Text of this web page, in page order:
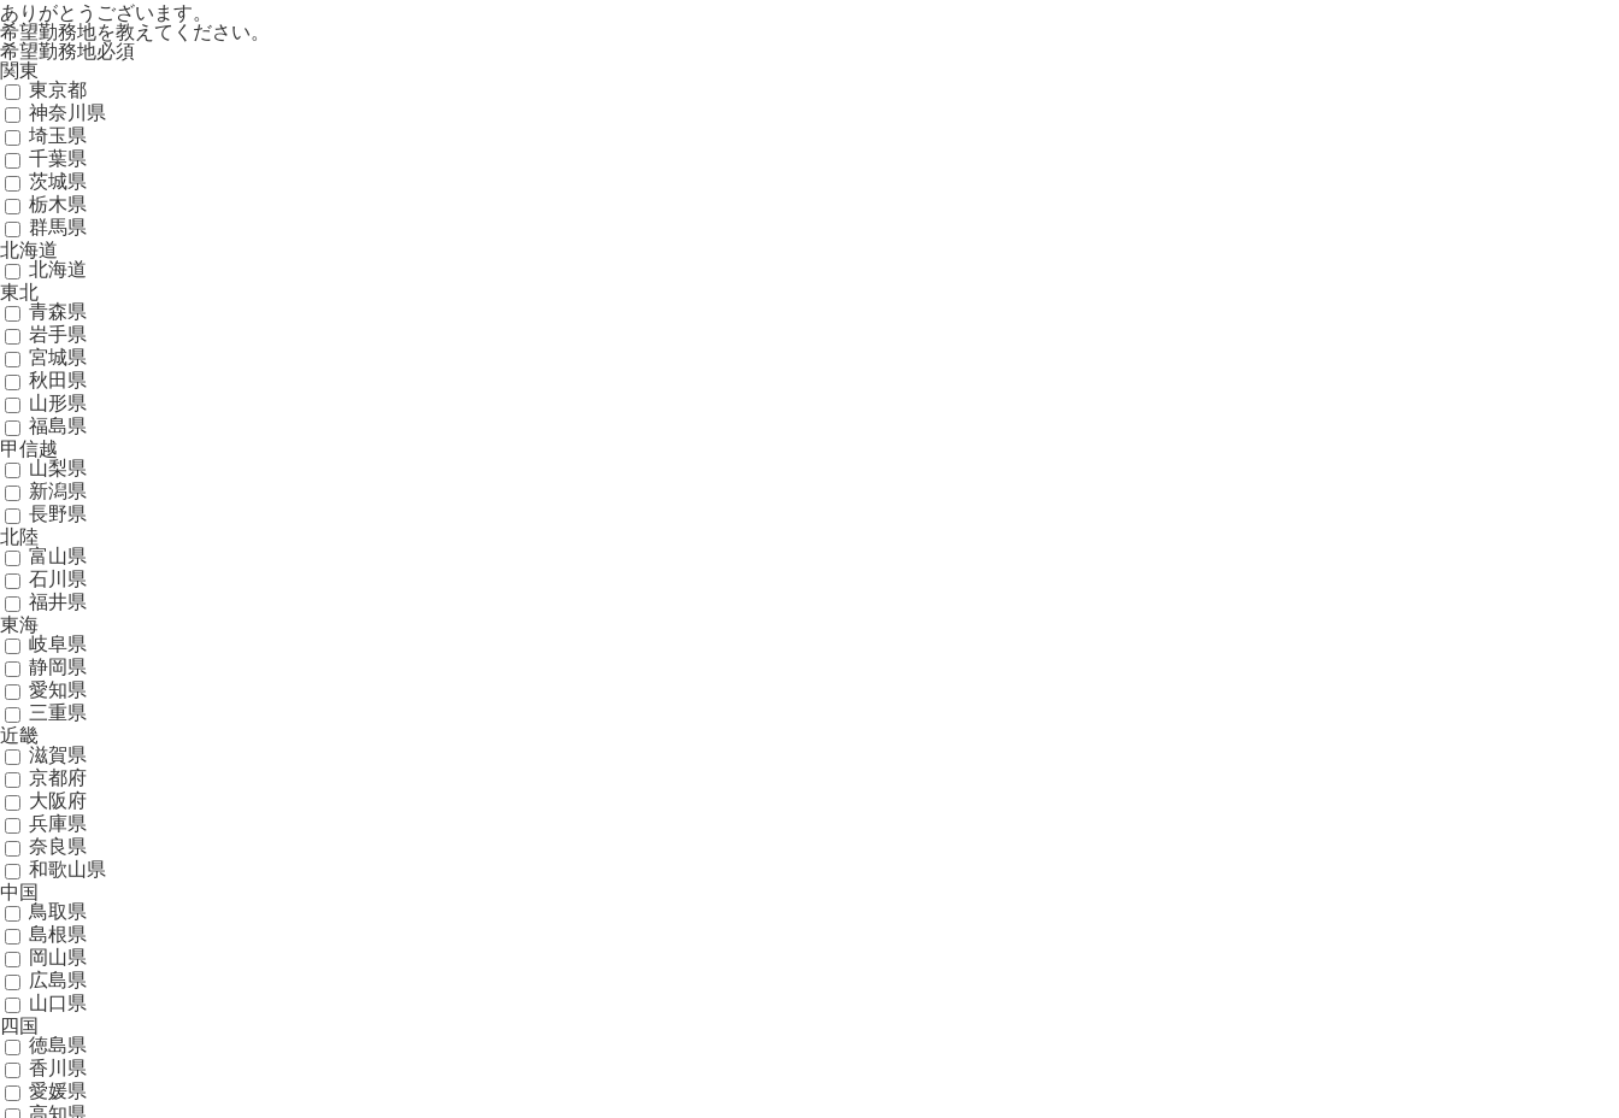
ありがとうございます。
希望勤務地を教えてください。
希望勤務地必須
関東
東京都
神奈川県
埼玉県
千葉県
茨城県
栃木県
群馬県
北海道
北海道
東北
青森県
岩手県
宮城県
秋田県
山形県
福島県
甲信越
山梨県
新潟県
長野県
北陸
富山県
石川県
福井県
東海
岐阜県
静岡県
愛知県
三重県
近畿
滋賀県
京都府
大阪府
兵庫県
奈良県
和歌山県
中国
鳥取県
島根県
岡山県
広島県
山口県
四国
徳島県
香川県
愛媛県